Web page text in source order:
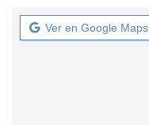
Ver en Google Maps